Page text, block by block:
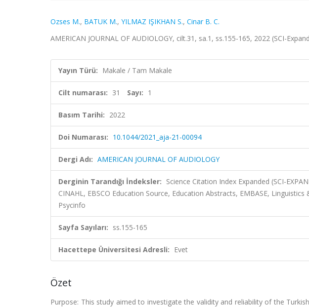
Ozses M., BATUK M., YILMAZ IŞIKHAN S., Cinar B. C.
AMERICAN JOURNAL OF AUDIOLOGY, cilt.31, sa.1, ss.155-165, 2022 (SCI-
Yayın Türü: Makale / Tam Makale
Cilt numarası: 31 Sayı: 1
Basım Tarihi: 2022
Doi Numarası: 10.1044/2021_aja-21-00094
Dergi Adı: AMERICAN JOURNAL OF AUDIOLOGY
Derginin Tarandığı İndeksler: Science Citation Index Expanded (SCI-
CINAHL, EBSCO Education Source, Education Abstracts, EMBASE,
Psycinfo
Sayfa Sayıları: ss.155-165
Hacettepe Üniversitesi Adresli: Evet
Özet
Purpose: This study aimed to investigate the validity and reliability of the